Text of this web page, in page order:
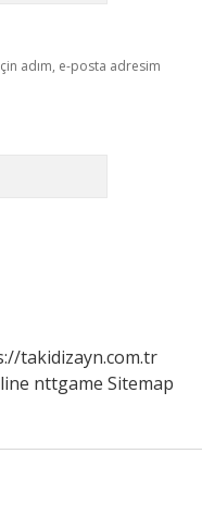
adım, e-posta adresim
takidizayn.com.tr
nttgame Sitemap